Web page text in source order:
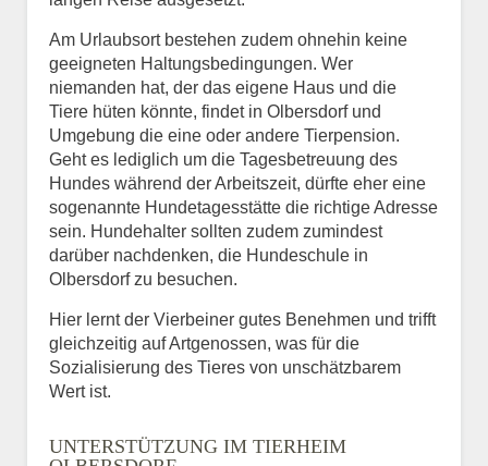
Am Urlaubsort bestehen zudem ohnehin keine
geeigneten Haltungsbedingungen. Wer
niemanden hat, der das eigene Haus und die
Tiere hüten könnte, findet in Olbersdorf und
Umgebung die eine oder andere Tierpension.
Geht es lediglich um die Tagesbetreuung des
Hundes während der Arbeitszeit, dürfte eher eine
sogenannte Hundetagesstätte die richtige Adresse
sein. Hundehalter sollten zudem zumindest
darüber nachdenken, die Hundeschule in
Olbersdorf zu besuchen.
Hier lernt der Vierbeiner gutes Benehmen und trifft
gleichzeitig auf Artgenossen, was für die
Sozialisierung des Tieres von unschätzbarem
Wert ist.
UNTERSTÜTZUNG IM TIERHEIM